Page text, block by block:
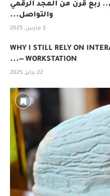
ربع قرن من المجد الرقمي
والتواصل...
3 مارس، 2025
WHY I STILL RELY ON
WORKSTATION —...
22 يناير، 2025